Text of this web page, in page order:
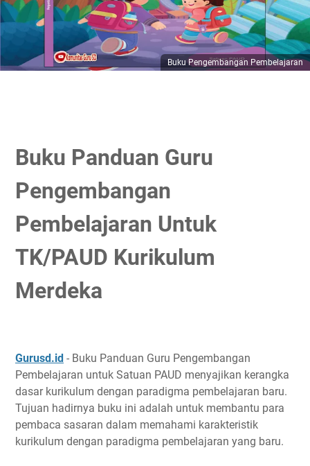
Buku Pengembangan Pembelajaran
Buku Panduan Guru
Pengembangan
Pembelajaran Untuk
TK/PAUD Kurikulum
Merdeka
Gurusd.id - Buku Panduan Guru Pengembangan
Pembelajaran untuk Satuan PAUD menyajikan kerangka
dasar kurikulum dengan paradigma pembelajaran baru.
Tujuan hadirnya buku ini adalah untuk membantu para
pembaca sasaran dalam memahami karakteristik
kurikulum dengan paradigma pembelajaran yang baru.